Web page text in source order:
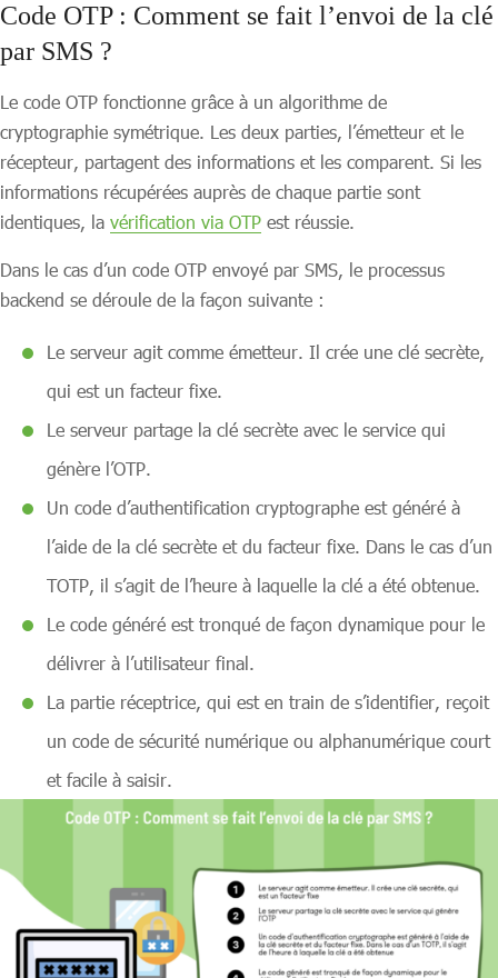
Code OTP : Comment se fait l’envoi de la clé
par SMS ?
Le code OTP fonctionne grâce à un algorithme de
cryptographie symétrique. Les deux parties, l’émetteur et le
récepteur, partagent des informations et les comparent. Si les
informations récupérées auprès de chaque partie sont
identiques, la vérification via OTP est réussie.
Dans le cas d’un code OTP envoyé par SMS, le processus
backend se déroule de la façon suivante :
Le serveur agit comme émetteur. Il crée une clé secrète,
qui est un facteur fixe.
Le serveur partage la clé secrète avec le service qui
génère l’OTP.
Un code d’authentification cryptographe est généré à
l’aide de la clé secrète et du facteur fixe. Dans le cas d’un
TOTP, il s’agit de l’heure à laquelle la clé a été obtenue.
Le code généré est tronqué de façon dynamique pour le
délivrer à l’utilisateur final.
La partie réceptrice, qui est en train de s’identifier, reçoit
un code de sécurité numérique ou alphanumérique court
et facile à saisir.